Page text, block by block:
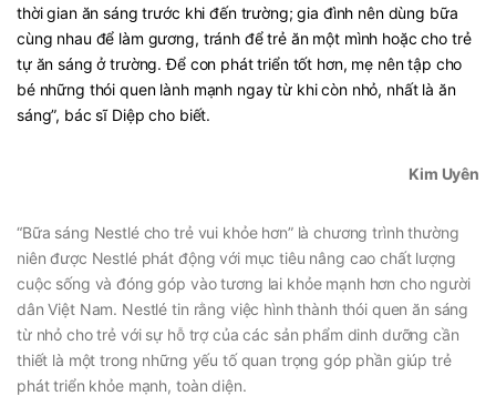
thời gian ăn sáng trước khi đến trường; gia đình nên dùng bữa
cùng nhau để làm gương, tránh để trẻ ăn một mình hoặc cho trẻ
tự ăn sáng ở trường. Để con phát triển tốt hơn, mẹ nên tập cho
bé những thói quen lành mạnh ngay từ khi còn nhỏ, nhất là ăn
sáng”, bác sĩ Diệp cho biết.
Kim Uyên
“Bữa sáng Nestlé cho trẻ vui khỏe hơn” là chương trình thường
niên được Nestlé phát động với mục tiêu nâng cao chất lượng
cuộc sống và đóng góp vào tương lai khỏe mạnh hơn cho người
dân Việt Nam. Nestlé tin rằng việc hình thành thói quen ăn sáng
từ nhỏ cho trẻ với sự hỗ trợ của các sản phẩm dinh dưỡng cần
thiết là một trong những yếu tố quan trọng góp phần giúp trẻ
phát triển khỏe mạnh, toàn diện.